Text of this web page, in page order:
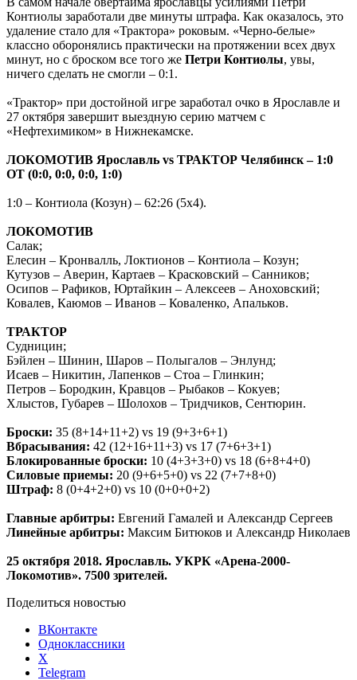
Контиолы заработали две минуты штрафа. Как оказалось, это
удаление стало для «Трактора» роковым. «Черно-белые»
классно оборонялись практически на протяжении всех двух
минут, но с броском все того же Петри Контиолы, увы,
ничего сделать не смогли – 0:1.
«Трактор» при достойной игре заработал очко в Ярославле и
27 октября завершит выездную серию матчем с
«Нефтехимиком» в Нижнекамске.
ЛОКОМОТИВ Ярославль vs ТРАКТОР Челябинск – 1:0
ОТ (0:0, 0:0, 0:0, 1:0)
1:0 – Контиола (Козун) – 62:26 (5х4).
ЛОКОМОТИВ
Салак;
Елесин – Кронвалль, Локтионов – Контиола – Козун;
Кутузов – Аверин, Картаев – Красковский – Санников;
Осипов – Рафиков, Юртайкин – Алексеев – Аноховский;
Ковалев, Каюмов – Иванов – Коваленко, Апальков.
ТРАКТОР
Судницин;
Бэйлен – Шинин, Шаров – Полыгалов – Энлунд;
Исаев – Никитин, Лапенков – Стоа – Глинкин;
Петров – Бородкин, Кравцов – Рыбаков – Кокуев;
Хлыстов, Губарев – Шолохов – Тридчиков, Сентюрин.
Броски: 35 (8+14+11+2) vs 19 (9+3+6+1)
Вбрасывания: 42 (12+16+11+3) vs 17 (7+6+3+1)
Блокированные броски: 10 (4+3+3+0) vs 18 (6+8+4+0)
Силовые приемы: 20 (9+6+5+0) vs 22 (7+7+8+0)
Штраф: 8 (0+4+2+0) vs 10 (0+0+0+2)
Главные арбитры: Евгений Гамалей и Александр Сергеев
Линейные арбитры: Максим Битюков и Александр Николаев
25 октября 2018. Ярославль. УКРК «Арена-2000-
Локомотив». 7500 зрителей.
Поделиться новостью
ВКонтакте
Одноклассники
X
Telegram